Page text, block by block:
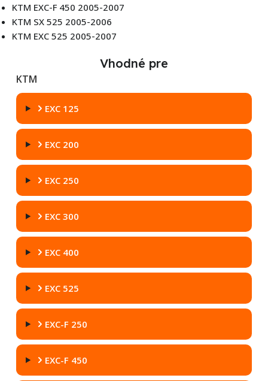
KTM EXC-F 450 2005-2007
KTM SX 525 2005-2006
KTM EXC 525 2005-2007
Vhodné pre
KTM
EXC 125
EXC 200
EXC 250
EXC 300
EXC 400
EXC 525
EXC-F 250
EXC-F 450